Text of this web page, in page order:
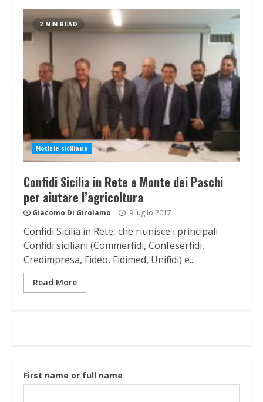
2 MIN READ
Notizie siciliane
Confidi Sicilia in Rete e Monte dei Paschi
per aiutare l’agricoltura
Giacomo Di Girolamo 9 luglio 2017
Confidi Sicilia in Rete, che riunisce i principali
Confidi siciliani (Commerfidi, Confeserfidi,
Credimpresa, Fideo, Fidimed, Unifidi) e...
Read More
First name or full name